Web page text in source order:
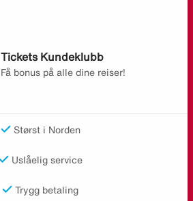
Tickets Kundeklubb
Få bonus på alle dine reiser!
Størst i Norden
Uslåelig service
Trygg betaling